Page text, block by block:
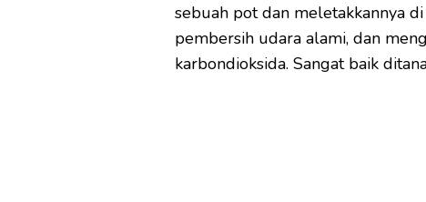
sebuah pot dan meletakkannya
pembersih udara alami, dan
karbondioksida. Sangat baik